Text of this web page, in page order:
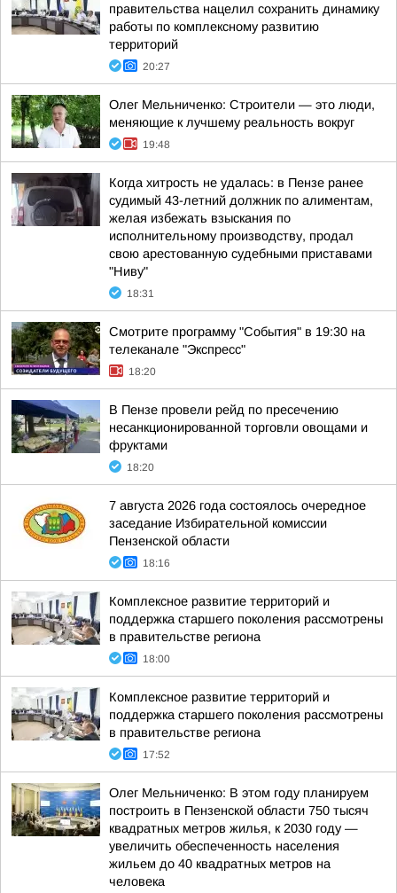
правительства нацелил сохранить динамику
работы по комплексному развитию
территорий
20:27
Олег Мельниченко: Строители — это люди,
меняющие к лучшему реальность вокруг
19:48
Когда хитрость не удалась: в Пензе ранее
судимый 43-летний должник по алиментам,
желая избежать взыскания по
исполнительному производству, продал
свою арестованную судебными приставами
"Ниву"
18:31
Смотрите программу "События" в 19:30 на
телеканале "Экспресс"
18:20
В Пензе провели рейд по пресечению
несанкционированной торговли овощами и
фруктами
18:20
7 августа 2026 года состоялось очередное
заседание Избирательной комиссии
Пензенской области
18:16
Комплексное развитие территорий и
поддержка старшего поколения рассмотрены
в правительстве региона
18:00
Комплексное развитие территорий и
поддержка старшего поколения рассмотрены
в правительстве региона
17:52
Олег Мельниченко: В этом году планируем
построить в Пензенской области 750 тысяч
квадратных метров жилья, к 2030 году —
увеличить обеспеченность населения
жильем до 40 квадратных метров на
человека